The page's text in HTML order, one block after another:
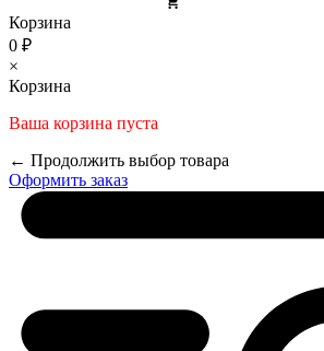
Корзина
0 ₽
×
Корзина
Ваша корзина пуста
← Продолжить выбор товара
Оформить заказ